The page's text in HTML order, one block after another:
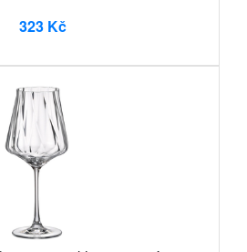
323 Kč